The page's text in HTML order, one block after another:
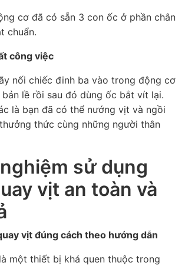
cơ đã có sẵn 3 con ốc ở phần chân
chuẩn.
công việc
nối chiếc đinh ba vào trong động cơ
lề rồi sau đó dùng ốc bắt vít lại.
là bạn đã có thể nướng vịt và ngồi
thức cùng những người thân
sử dụng
vịt an toàn và
vịt đúng cách theo hướng dẫn
một thiết bị khá quen thuộc trong